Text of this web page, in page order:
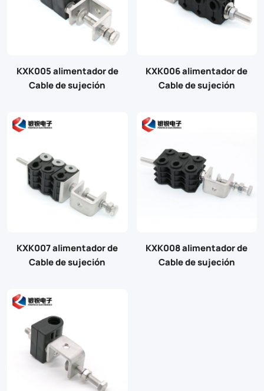
KXK005 alimentador de
Cable de sujeción
KXK006 alimentador de
Cable de sujeción
KXK007 alimentador de
Cable de sujeción
KXK008 alimentador de
Cable de sujeción